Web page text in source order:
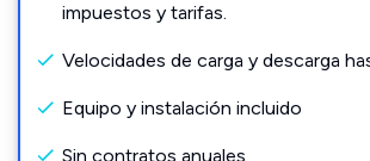
impuestos y tarifas.
Velocidades de carga y descarga
Equipo y instalación incluido
Sin contratos anuales